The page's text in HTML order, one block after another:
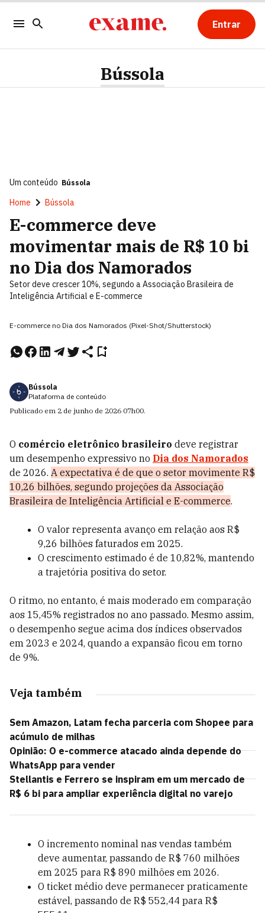
Entrar
Bússola
Um conteúdo Bússola
Home Bússola
E-commerce deve
movimentar mais de R$ 10 bi
no Dia dos Namorados
Setor deve crescer 10%, segundo a Associação Brasileira de
Inteligência Artificial e E-commerce
E-commerce no Dia dos Namorados (Pixel-Shot/Shutterstock)
Bússola
Plataforma de conteúdo
Publicado em 2 de junho de 2026 07h00.
O comércio eletrônico brasileiro deve registrar
um desempenho expressivo no Dia dos Namorados
de 2026. A expectativa é de que o setor movimente R$
10,26 bilhões, segundo projeções da Associação
Brasileira de Inteligência Artificial e E-commerce.
O valor representa avanço em relação aos R$
9,26 bilhões faturados em 2025.
O crescimento estimado é de 10,82%, mantendo
a trajetória positiva do setor.
O ritmo, no entanto, é mais moderado em comparação
aos 15,45% registrados no ano passado. Mesmo assim,
o desempenho segue acima dos índices observados
em 2023 e 2024, quando a expansão ficou em torno
de 9%.
Veja também
Sem Amazon, Latam fecha parceria com Shopee para
acúmulo de milhas
Opinião: O e-commerce atacado ainda depende do
WhatsApp para vender
Stellantis e Ferrero se inspiram em um mercado de
R$ 6 bi para ampliar experiência digital no varejo
O incremento nominal nas vendas também
deve aumentar, passando de R$ 760 milhões
em 2025 para R$ 890 milhões em 2026.
O ticket médio deve permanecer praticamente
estável, passando de R$ 552,44 para R$